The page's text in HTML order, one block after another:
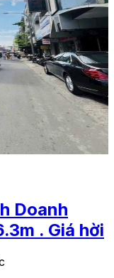
Doanh
. Giá hời